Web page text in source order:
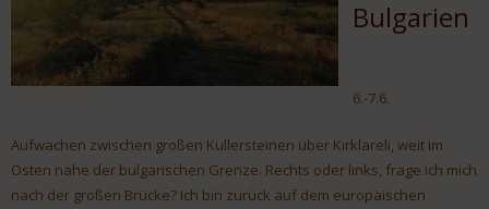
Bulgarien
6.-7.6.
Aufwachen zwischen großen Kullersteinen über Kirklareli, weit im
Osten nahe der bulgarischen Grenze. Rechts oder links, frage ich mich
nach der großen Brücke? Ich bin zurück auf dem europäischen